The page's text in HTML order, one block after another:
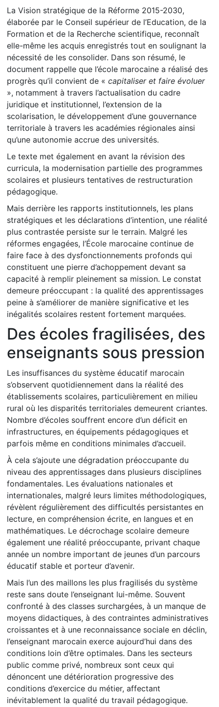
La Vision stratégique de la Réforme 2015-2030,
élaborée par le Conseil supérieur de l’Education, de la
Formation et de la Recherche scientifique, reconnaît
elle-même les acquis enregistrés tout en soulignant la
nécessité de les consolider. Dans son résumé, le
document rappelle que l’école marocaine a réalisé des
progrès qu’il convient de « capitaliser et faire évoluer
», notamment à travers l’actualisation du cadre
juridique et institutionnel, l’extension de la
scolarisation, le développement d’une gouvernance
territoriale à travers les académies régionales ainsi
qu’une autonomie accrue des universités.
Le texte met également en avant la révision des
curricula, la modernisation partielle des programmes
scolaires et plusieurs tentatives de restructuration
pédagogique.
Mais derrière les rapports institutionnels, les plans
stratégiques et les déclarations d’intention, une réalité
plus contrastée persiste sur le terrain. Malgré les
réformes engagées, l’École marocaine continue de
faire face à des dysfonctionnements profonds qui
constituent une pierre d’achoppement devant sa
capacité à remplir pleinement sa mission. Le constat
demeure préoccupant : la qualité des apprentissages
peine à s’améliorer de manière significative et les
inégalités scolaires restent fortement marquées.
Des écoles fragilisées, des
enseignants sous pression
Les insuffisances du système éducatif marocain
s’observent quotidiennement dans la réalité des
établissements scolaires, particulièrement en milieu
rural où les disparités territoriales demeurent criantes.
Nombre d’écoles souffrent encore d’un déficit en
infrastructures, en équipements pédagogiques et
parfois même en conditions minimales d’accueil.
À cela s’ajoute une dégradation préoccupante du
niveau des apprentissages dans plusieurs disciplines
fondamentales. Les évaluations nationales et
internationales, malgré leurs limites méthodologiques,
révèlent régulièrement des difficultés persistantes en
lecture, en compréhension écrite, en langues et en
mathématiques. Le décrochage scolaire demeure
également une réalité préoccupante, privant chaque
année un nombre important de jeunes d’un parcours
éducatif stable et porteur d’avenir.
Mais l’un des maillons les plus fragilisés du système
reste sans doute l’enseignant lui-même. Souvent
confronté à des classes surchargées, à un manque de
moyens didactiques, à des contraintes administratives
croissantes et à une reconnaissance sociale en déclin,
l’enseignant marocain exerce aujourd’hui dans des
conditions loin d’être optimales. Dans les secteurs
public comme privé, nombreux sont ceux qui
dénoncent une détérioration progressive des
conditions d’exercice du métier, affectant
inévitablement la qualité du travail pédagogique.